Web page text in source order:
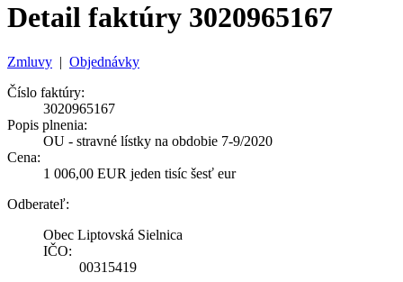
Detail faktúry 3020965167
Zmluvy | Objednávky
Číslo faktúry:
3020965167
Popis plnenia:
OU - stravné lístky na obdobie 7-9/2020
Cena:
1 006,00 EUR jeden tisíc šesť eur
Odberateľ:
Obec Liptovská Sielnica
IČO:
00315419